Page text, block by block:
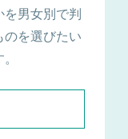
男女別で判
のを選びたい